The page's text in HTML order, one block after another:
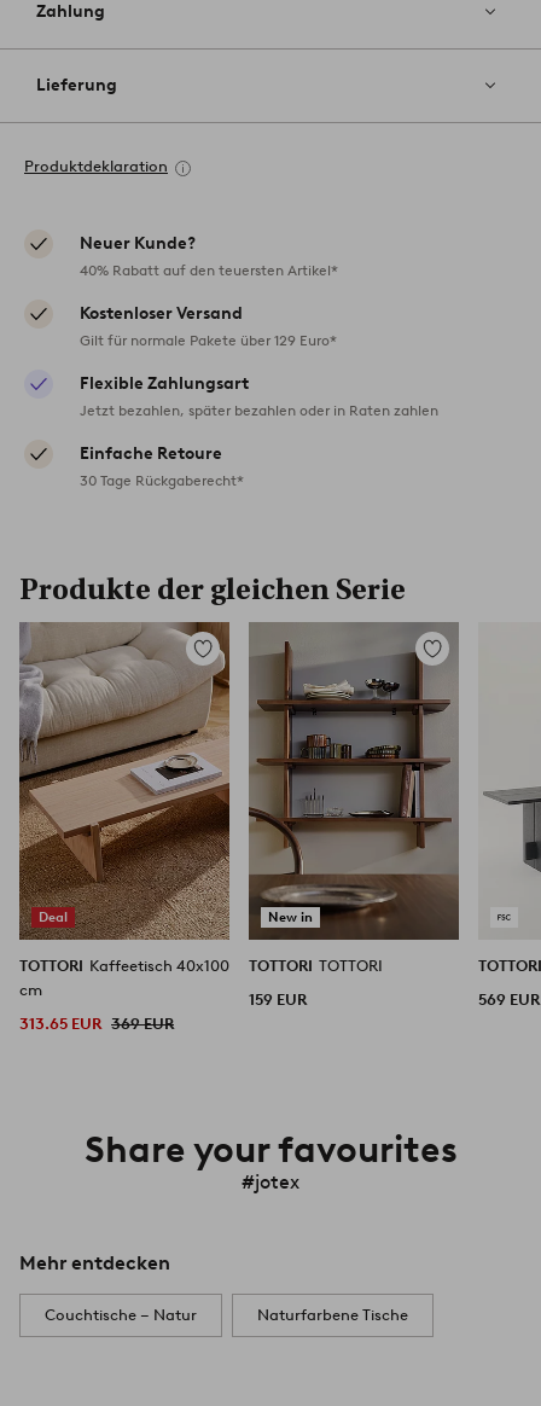
Zahlung
Lieferung
Produktdeklaration
Neuer Kunde?
40% Rabatt auf den teuersten Artikel*
Kostenloser Versand
Gilt für normale Pakete über 129 Euro*
Flexible Zahlungsart
Jetzt bezahlen, später bezahlen oder in Raten zahlen
Einfache Retoure
30 Tage Rückgaberecht*
Produkte der gleichen Serie
Deal
Zu
Favoriten
hinzufügen
TOTTORI Kaffeetisch 40x100
cm
313.65 EUR 369 EUR
New in
Zu
TOTTORI TOTTORI
159 EUR
569 EUR
Share your favourites
#jotex
Mehr entdecken
Couchtische – Natur Naturfarbene Tische